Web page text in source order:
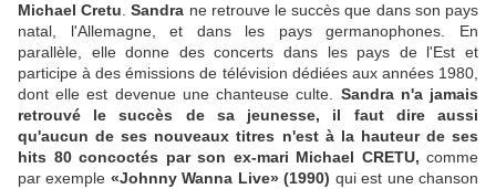
Michael Cretu .Sandra ne retrouve le succès que dans son pays
natal, l'Allemagne, et dans les pays germanophones. En
parallèle, elle donne des concerts dans les pays de l'Est et
participe à des émissions de télévision dédiées aux années 1980,
dont elle est devenue une chanteuse culte. Sandra n'a jamais
retrouvé le succès de sa jeunesse, il faut dire aussi
qu'aucun de ses nouveaux titres n'est à la hauteur de ses
hits 80 concoctés par son ex-mari Michael CRETU, comme
par exemple «Johnny Wanna Live» (1990) qui est une chanson